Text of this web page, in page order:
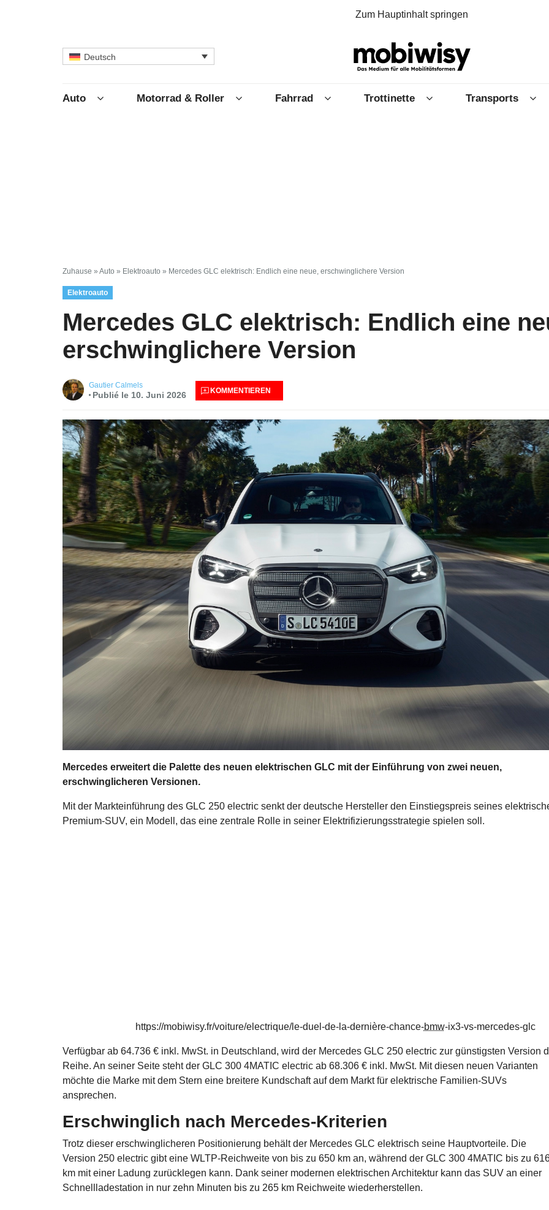
Zum Hauptinhalt springen
Deutsch
Auto Motorrad & Roller Fahrrad Trottinette Transports
Zuhause » Auto » Elektroauto » Mercedes GLC elektrisch: Endlich eine neue, erschwinglichere Version
Elektroauto
Mercedes GLC elektrisch: Endlich eine
erschwinglichere Version
Gautier Calmels
Publié le 10. Juni 2026 KOMMENTIEREN
Mercedes erweitert die Palette des neuen elektrischen GLC mit der Einführung von zwei neuen,
erschwinglicheren Versionen.
Mit der Markteinführung des GLC 250 electric senkt der deutsche Hersteller den Einstiegspreis seines
Premium-SUV, ein Modell, das eine zentrale Rolle in seiner Elektrifizierungsstrategie spielen soll.
https://mobiwisy.fr/voiture/electrique/le-duel-de-la-dernière-chance-bmw-ix3-vs-mercedes-glc
Verfügbar ab 64.736 € inkl. MwSt. in Deutschland, wird der Mercedes GLC 250 electric zur günstigsten Version
Reihe. An seiner Seite steht der GLC 300 4MATIC electric ab 68.306 € inkl. MwSt. Mit diesen neuen Varianten
möchte die Marke mit dem Stern eine breitere Kundschaft auf dem Markt für elektrische Familien-SUVs
ansprechen.
Erschwinglich nach Mercedes-Kriterien
Trotz dieser erschwinglicheren Positionierung behält der Mercedes GLC elektrisch seine Hauptvorteile. Die
Version 250 electric gibt eine WLTP-Reichweite von bis zu 650 km an, während der GLC 300 4MATIC bis zu
km mit einer Ladung zurücklegen kann. Dank seiner modernen elektrischen Architektur kann das SUV an einer
Schnellladestation in nur zehn Minuten bis zu 265 km Reichweite wiederherstellen.